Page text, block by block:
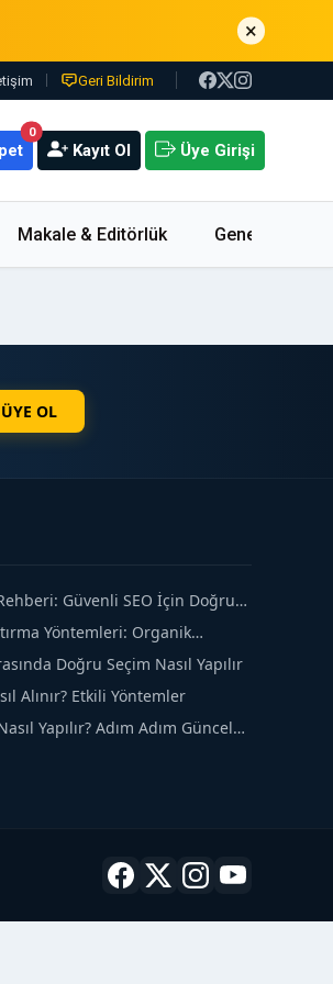
×
Geri Bildirim
0
Kayıt Ol Üye Girişi
Makale & Editörlük Genel
OL
Güvenli SEO İçin Doğru
Yöntemleri: Organik
Doğru Seçim Nasıl Yapılır
Alınır? Etkili Yöntemler
Yapılır? Adım Adım Güncel